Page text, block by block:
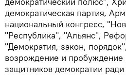
демократическая партия,
национальный конгресс,
"Республика", "Альянс",
"Демократия, закон,
возрождение и
защитников демократии